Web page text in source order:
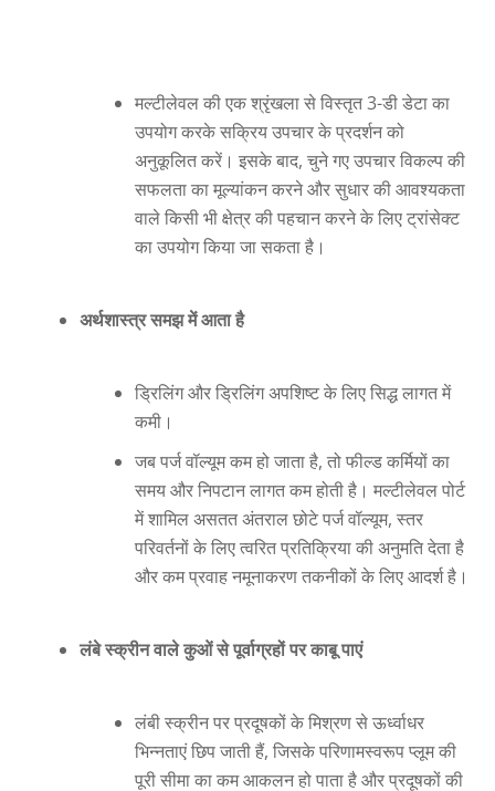
मल्टीलेवल की एक श्रृंखला से विस्तृत 3-डी डेटा का
उपयोग करके सक्रिय उपचार के प्रदर्शन को
अनुकूलित करें। इसके बाद, चुने गए उपचार विकल्प की
सफलता का मूल्यांकन करने और सुधार की आवश्यकता
वाले किसी भी क्षेत्र की पहचान करने के लिए ट्रांसेक्ट
का उपयोग किया जा सकता है।
अर्थशास्त्र समझ में आता है
ड्रिलिंग और ड्रिलिंग अपशिष्ट के लिए सिद्ध लागत में
कमी।
जब पर्ज वॉल्यूम कम हो जाता है, तो फील्ड कर्मियों का
समय और निपटान लागत कम होती है। मल्टीलेवल पोर्ट
में शामिल असतत अंतराल छोटे पर्ज वॉल्यूम, स्तर
परिवर्तनों के लिए त्वरित प्रतिक्रिया की अनुमति देता है
और कम प्रवाह नमूनाकरण तकनीकों के लिए आदर्श है।
लंबे स्क्रीन वाले कुओं से पूर्वाग्रहों पर काबू पाएं
लंबी स्क्रीन पर प्रदूषकों के मिश्रण से ऊर्ध्वाधर
भिन्नताएं छिप जाती हैं, जिसके परिणामस्वरूप प्लूम की
पूरी सीमा का कम आकलन हो पाता है और प्रदूषकों की